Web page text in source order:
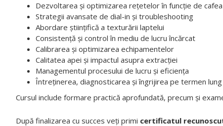
Dezvoltarea și optimizarea rețetelor în funcție de
Strategii avansate de dial-in și troubleshooting
Abordare științifică a texturării laptelui
Consistență și control în mediu de lucru încărcat
Calibrarea și optimizarea echipamentelor
Calitatea apei și impactul asupra extracției
Managementul procesului de lucru și eficiența
Întreținerea, diagnosticarea și îngrijirea pe termen lung
Cursul include formare practică aprofundată, precum și
După finalizarea cu succes veți primi certificatul